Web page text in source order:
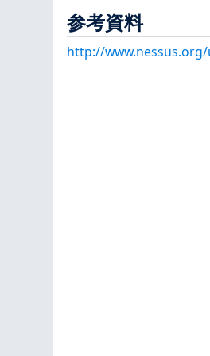
参考資料
http://www.nessus.org/